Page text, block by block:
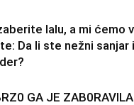
lalu, a mi ćemo
Da li ste nežni sanjar
GA JE